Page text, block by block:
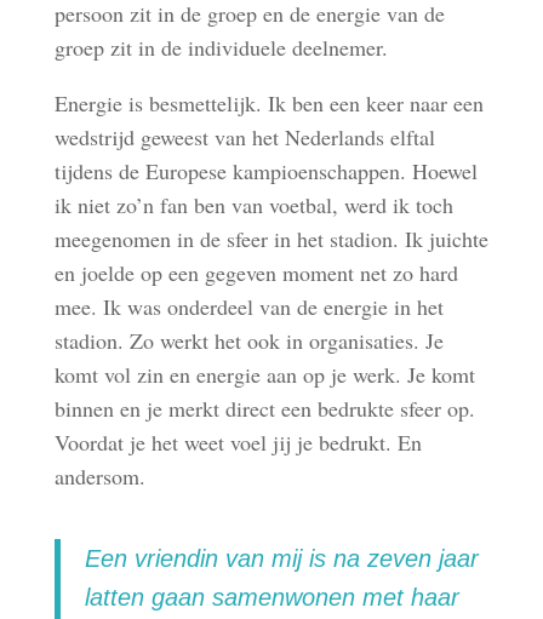
persoon zit in de groep en de energie van de
groep zit in de individuele deelnemer.
Energie is besmettelijk. Ik ben een keer naar een
wedstrijd geweest van het Nederlands elftal
tijdens de Europese kampioenschappen. Hoewel
ik niet zo’n fan ben van voetbal, werd ik toch
meegenomen in de sfeer in het stadion. Ik juichte
en joelde op een gegeven moment net zo hard
mee. Ik was onderdeel van de energie in het
stadion. Zo werkt het ook in organisaties. Je
komt vol zin en energie aan op je werk. Je komt
binnen en je merkt direct een bedrukte sfeer op.
Voordat je het weet voel jij je bedrukt. En
andersom.
Een vriendin van mij is na zeven jaar
latten gaan samenwonen met haar